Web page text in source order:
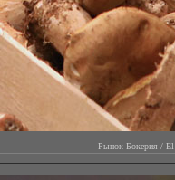
Рынок Бокерия / El